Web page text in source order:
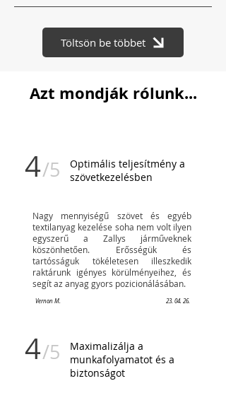
Töltsön be többet
Azt mondják rólunk...
Optimális teljesítmény a
szövetkezelésben
/5
4
Nagy mennyiségű szövet és egyéb
textilanyag kezelése soha nem volt ilyen
egyszerű a Zallys járműveknek
köszönhetően. Erősségük és
tartósságuk tökéletesen illeszkedik
raktárunk igényes körülményeihez, és
segít az anyag gyors pozicionálásában.
Vernon M. 23. 04. 26.
Maximalizálja a
munkafolyamatot és a
biztonságot
/5
4